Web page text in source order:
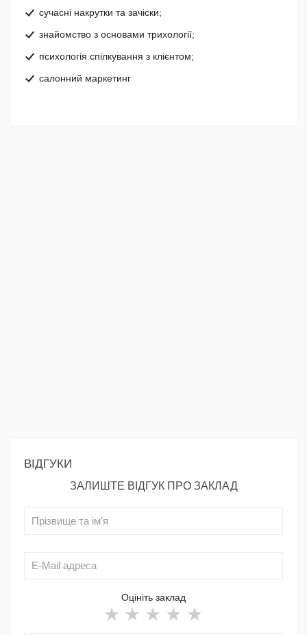
сучасні накрутки та зачіски;
знайомство з основами трихології;
психологія спілкування з клієнтом;
салонний маркетинг
ВІДГУКИ
ЗАЛИШТЕ ВІДГУК ПРО ЗАКЛАД
Оцініть заклад